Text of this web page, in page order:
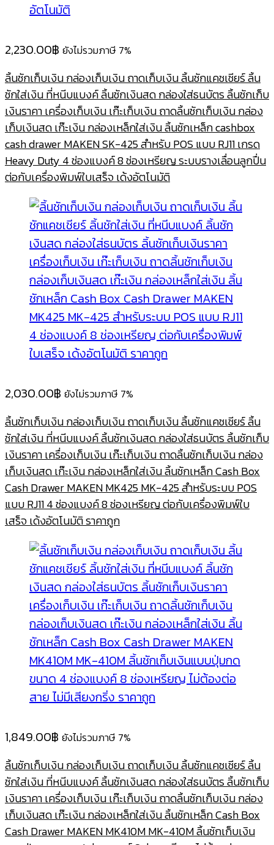
2,230.00฿ ยังไม่รวมภาษี 7%
ลิ้นชักเก็บเงิน กล่องเก็บเงิน ถาดเก็บเงิน ลิ้นชักแคชเชียร์ ลิ้น
ชักใส่เงิน ที่หนีบแบงค์ ลิ้นชักเงินสด กล่องใส่ธนบัตร ลิ้นชักเก็บ
เงินราคา เครื่องเก็บเงิน เก๊ะเก็บเงิน ถาดลิ้นชักเก็บเงิน กล่อง
เก็บเงินสด เก๊ะเงิน กล่องเหล็กใส่เงิน ลิ้นชักเหล็ก cashbox
cash drawer MAKEN SK-425 สำหรับ POS แบบ RJ11 เกรด
Heavy Duty 4 ช่องแบงค์ 8 ช่องเหรียญ ระบบรางเลื่อนลูกปื่น
ต่อกับเครื่องพิมพ์ใบเสร็จ เด้งอัตโนมัติ
2,030.00฿ ยังไม่รวมภาษี 7%
ลิ้นชักเก็บเงิน กล่องเก็บเงิน ถาดเก็บเงิน ลิ้นชักแคชเชียร์ ลิ้น
ชักใส่เงิน ที่หนีบแบงค์ ลิ้นชักเงินสด กล่องใส่ธนบัตร ลิ้นชักเก็บ
เงินราคา เครื่องเก็บเงิน เก๊ะเก็บเงิน ถาดลิ้นชักเก็บเงิน กล่อง
เก็บเงินสด เก๊ะเงิน กล่องเหล็กใส่เงิน ลิ้นชักเหล็ก Cash Box
Cash Drawer MAKEN MK425 MK-425 สำหรับระบบ POS
แบบ RJ11 4 ช่องแบงค์ 8 ช่องเหรียญ ต่อกับเครื่องพิมพ์ใบ
เสร็จ เด้งอัตโนมัติ ราคาถูก
1,849.00฿ ยังไม่รวมภาษี 7%
ลิ้นชักเก็บเงิน กล่องเก็บเงิน ถาดเก็บเงิน ลิ้นชักแคชเชียร์ ลิ้น
ชักใส่เงิน ที่หนีบแบงค์ ลิ้นชักเงินสด กล่องใส่ธนบัตร ลิ้นชักเก็บ
เงินราคา เครื่องเก็บเงิน เก๊ะเก็บเงิน ถาดลิ้นชักเก็บเงิน กล่อง
เก็บเงินสด เก๊ะเงิน กล่องเหล็กใส่เงิน ลิ้นชักเหล็ก Cash Box
Cash Drawer MAKEN MK410M MK-410M ลิ้นชักเก็บเงิน